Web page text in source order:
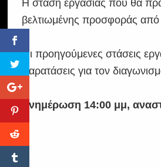
Η στάση εργασίας που θα
βελτιωμένης προσφοράς
Οι προηγούμενες στάσεις
παρατάσεις για τον
Ενημέρωση 14:00 μμ,